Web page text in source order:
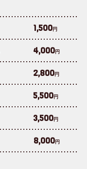
1,500円
4,000円
2,800円
5,500円
3,500円
8,000円